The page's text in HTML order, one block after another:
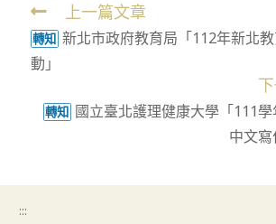
Read
more
articles
上一篇文章
轉知 新北市政府教育局「112年新北
動」
轉知 國立臺北護理健康大學「111
中文寫
:::